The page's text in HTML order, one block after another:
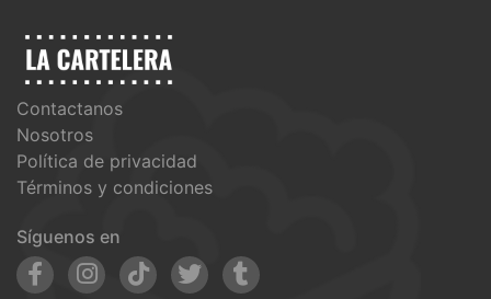
Contactanos
Nosotros
Política de privacidad
Términos y condiciones
Síguenos en